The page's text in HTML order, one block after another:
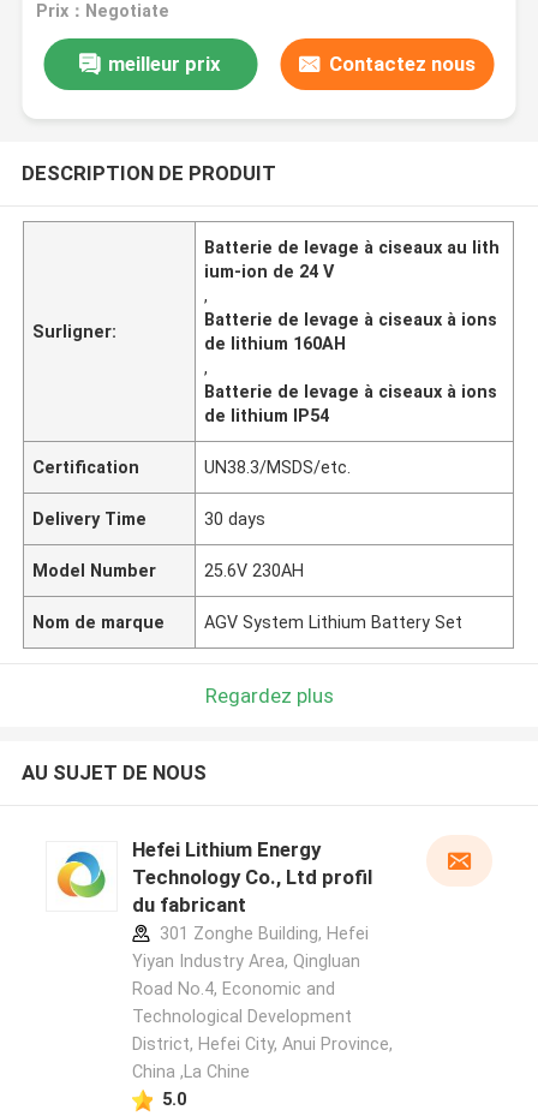
Prix：Negotiate
meilleur prix Contactez nous
DESCRIPTION DE PRODUIT
Surligner:
Batterie de levage à ciseaux au lith
ium-ion de 24 V
,
Batterie de levage à ciseaux à ions
de lithium 160AH
,
Batterie de levage à ciseaux à ions
de lithium IP54
Certification UN38.3/MSDS/etc.
Delivery Time 30 days
Model Number 25.6V 230AH
Nom de marque AGV System Lithium Battery Set
Regardez plus
AU SUJET DE NOUS
Hefei Lithium Energy
Technology Co., Ltd profil
du fabricant
301 Zonghe Building, Hefei
Yiyan Industry Area, Qingluan
Road No.4, Economic and
Technological Development
District, Hefei City, Anui Province,
China ,La Chine
5.0